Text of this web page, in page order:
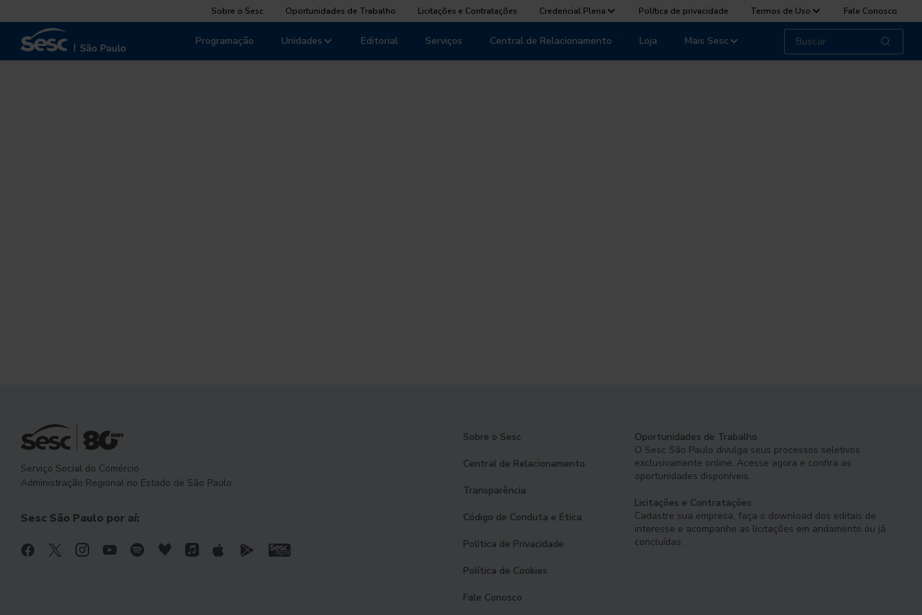
Sobre o Sesc Oportunidades de Trabalho Licitações e Contratações Credencial Plena Política de privacidade Termos de Uso Fale Conosco
Unidades
Programação Editorial Serviços Central de Relacionamento Loja Mais Sesc
Serviço Social do Comércio
Administração Regional no Estado de São Paulo
Sesc São Paulo por aí:
Sobre o Sesc
Central de Relacionamento
Transparência
Código de Conduta e Ética
Política de Privacidade
Política de Cookies
Fale Conosco
Oportunidades de Trabalho
O Sesc São Paulo divulga seus processos seletivos
exclusivamente online. Acesse agora e confira as
oportunidades disponíveis.
Licitações e Contratações
Cadastre sua empresa, faça o download dos editais de
interesse e acompanhe as licitações em andamento ou já
concluídas.